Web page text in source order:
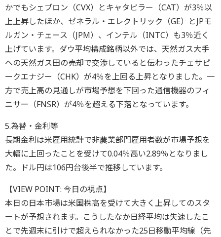
かでもシェブロン（CVX）とキャタピラー（CAT）が3％以
上上昇したほか、ゼネラル・エレクトリック（GE）とJPモ
ルガン・チェース（JPM）、インテル（INTC）も3％近く
上げています。ダウ平均構成銘柄以外では、天然ガス大手
への天然ガス田の売却で交渉していると伝わったチェサピ
ークエナジー（CHK）が4％を上回る上昇となりました。一
方で売上高の見通しが市場予想を下回った通信機器のフィ
ニサー（FNSR）が4％を超える下落となっています。
5.為替・金利等
長期金利は米雇用統計で非農業部門雇用者数が市場予想を
大幅に上回ったことを受けて0.04％高い2.89％となりまし
た。ドル円は106円台後半で推移しています。
【VIEW POINT: 今日の視点】
本日の日本市場は米国株高を受けて大きく上昇してのスタ
ートが予想されます。こうしたなか日経平均は失速したこ
とで先週末に引けで超えられなかった25日移動平均線（先